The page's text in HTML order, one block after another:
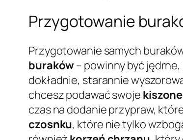
Przygotowanie
Przygotowanie samych
buraków – powinny być
dokładnie, starannie
chcesz podawać swoje
czas na dodanie przypraw,
czosnku, które nie tylko